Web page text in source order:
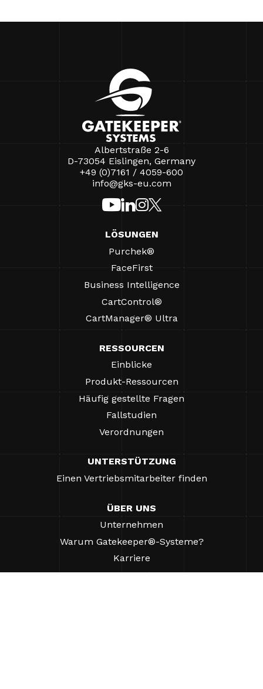
Albertstraße 2-6
D-73054 Eislingen, Germany
+49 (0)7161 / 4059-600
info@gks-eu.com
LÖSUNGEN
Purchek®
FaceFirst
Business Intelligence
CartControl®
CartManager® Ultra
RESSOURCEN
Einblicke
Produkt-Ressourcen
Häufig gestellte Fragen
Fallstudien
Verordnungen
UNTERSTÜTZUNG
Einen Vertriebsmitarbeiter finden
ÜBER UNS
Unternehmen
Warum Gatekeeper®-Systeme?
Karriere
Unsere Partner